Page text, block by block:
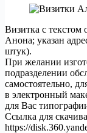
Визитка с
Анона; указан
штук).
При желании
подразделении
самостоятельно,
в электронный
для Вас
Ссылка для
https://